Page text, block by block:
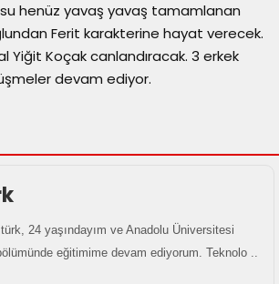
henüz yavaş yavaş tamamlanan
Ferit karakterine hayat verecek.
Yiğit Koçak canlandıracak. 3 erkek
devam ediyor.
24 yaşındayım ve Anadolu Üniversitesi
eğitimime devam ediyorum. Teknolo ..